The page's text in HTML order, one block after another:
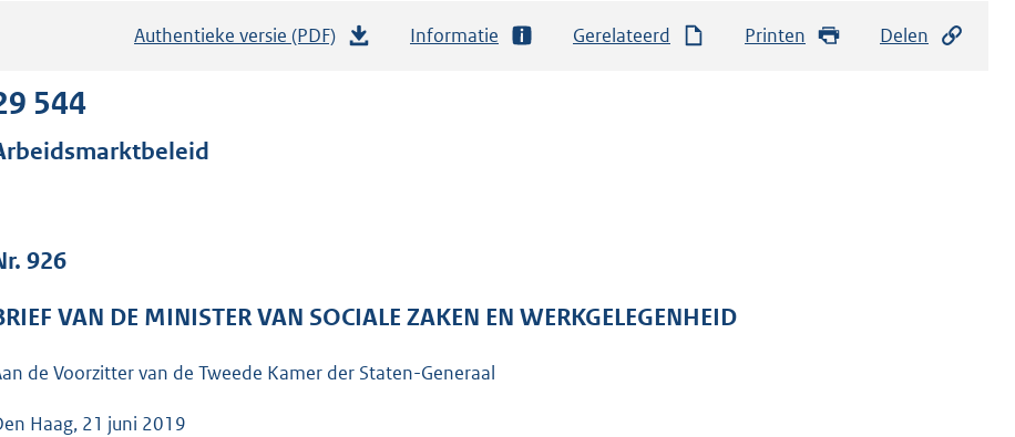
Authentieke versie (PDF)
r
o
Informatie Gerelateerd Printen Delen
544
926
VAN DE MINISTER VAN SOCIALE ZAKEN EN WERKGELEGENHEID
de Voorzitter van de Tweede Kamer der Staten-Generaal
Haag, 21 juni 2019